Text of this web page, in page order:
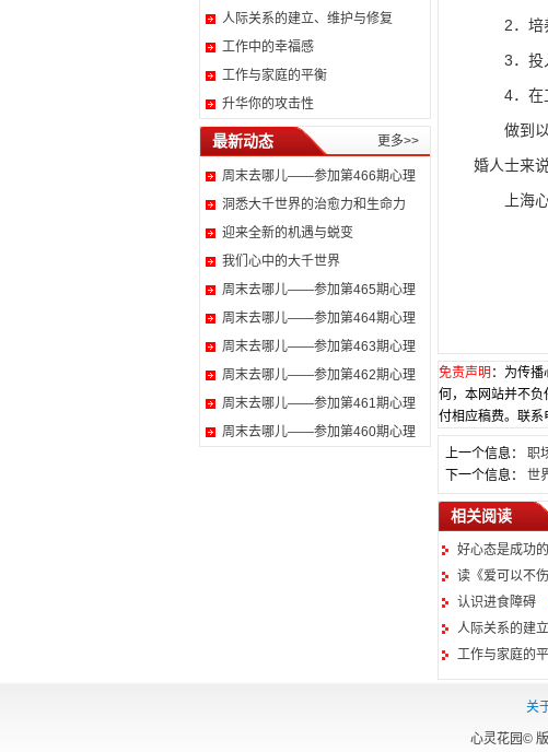
人际关系的建立、维护与修复
工作中的幸福感
工作与家庭的平衡
升华你的攻击性
更多>>
最新动态
周末去哪儿——参加第466期心理
洞悉大千世界的治愈力和生命力
迎来全新的机遇与蜕变
我们心中的大千世界
周末去哪儿——参加第465期心理
周末去哪儿——参加第464期心理
周末去哪儿——参加第463期心理
周末去哪儿——参加第462期心理
周末去哪儿——参加第461期心理
周末去哪儿——参加第460期心理
2．培养
3．投入
4．在工
做到以
婚人士来
上海心
免责声明 ：为传
何，本网站并不
付相应稿费。联
上一个信息： 职
下一个信息： 世
相关阅读
好心态是成功
读《爱可以不
认识进食障碍
人际关系的建
工作与家庭的
关
心灵花园©